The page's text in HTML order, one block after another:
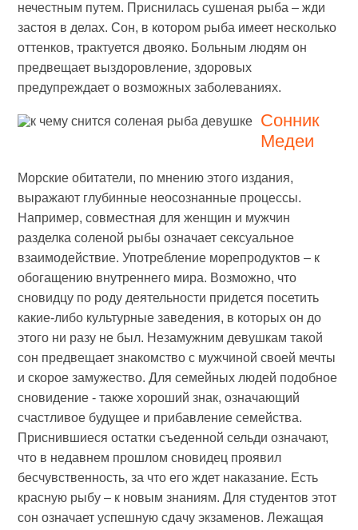
нечестным путем. Приснилась сушеная рыба – жди
застоя в делах. Сон, в котором рыба имеет несколько
оттенков, трактуется двояко. Больным людям он
предвещает выздоровление, здоровых
предупреждает о возможных заболеваниях.
Сонник
Медеи
Морские обитатели, по мнению этого издания,
выражают глубинные неосознанные процессы.
Например, совместная для женщин и мужчин
разделка соленой рыбы означает сексуальное
взаимодействие. Употребление морепродуктов – к
обогащению внутреннего мира. Возможно, что
сновидцу по роду деятельности придется посетить
какие-либо культурные заведения, в которых он до
этого ни разу не был. Незамужним девушкам такой
сон предвещает знакомство с мужчиной своей мечты
и скорое замужество. Для семейных людей подобное
сновидение - также хороший знак, означающий
счастливое будущее и прибавление семейства.
Приснившиеся остатки съеденной сельди означают,
что в недавнем прошлом сновидец проявил
бесчувственность, за что его ждет наказание. Есть
красную рыбу – к новым знаниям. Для студентов этот
сон означает успешную сдачу экзаменов. Лежащая